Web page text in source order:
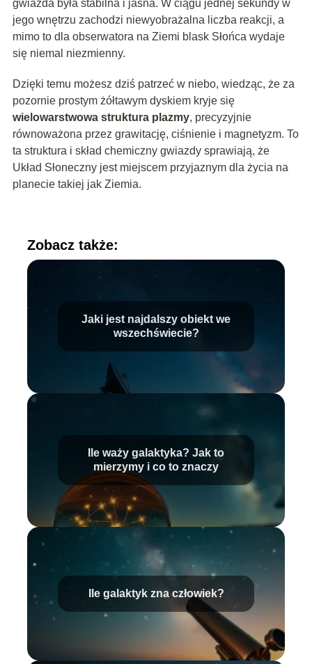
gwiazda była stabilna i jasna. W ciągu jednej sekundy w
jego wnętrzu zachodzi niewyobrażalna liczba reakcji, a
mimo to dla obserwatora na Ziemi blask Słońca wydaje
się niemal niezmienny.
Dzięki temu możesz dziś patrzeć w niebo, wiedząc, że za
pozornie prostym żółtawym dyskiem kryje się
wielowarstwowa struktura plazmy, precyzyjnie
równoważona przez grawitację, ciśnienie i magnetyzm. To
ta struktura i skład chemiczny gwiazdy sprawiają, że
Układ Słoneczny jest miejscem przyjaznym dla życia na
planecie takiej jak Ziemia.
Zobacz także:
Jaki jest najdalszy obiekt we
wszechświecie?
Ile waży galaktyka? Jak to
mierzymy i co to znaczy
Ile galaktyk zna człowiek?